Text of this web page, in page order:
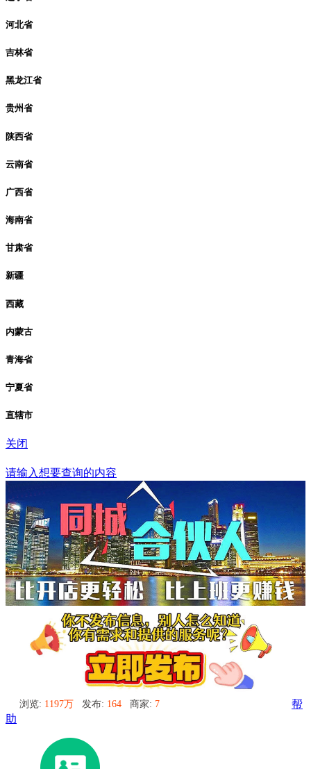
河北省
吉林省
黑龙江省
贵州省
陕西省
云南省
广西省
海南省
甘肃省
新疆
西藏
内蒙古
青海省
宁夏省
直辖市
关闭
请输入想要查询的内容
浏览: 1197万 发布: 164 商家: 7
帮
助